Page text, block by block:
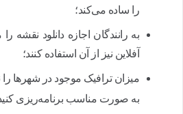
را ساده می‌کند؛
به رانندگان اجازه دانلود نقشه
آفلاین نیز از آن استفاده کنند؛
میزان ترافیک موجود در شهرها را
به صورت مناسب برنامه‌ریزی